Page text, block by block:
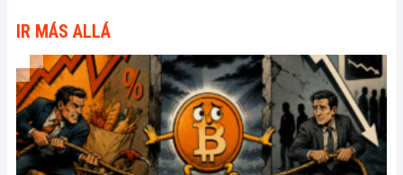
IR MÁS ALLÁ